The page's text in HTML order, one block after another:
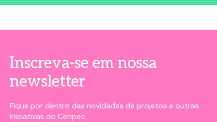
Inscreva-se em nossa
newsletter
Fique por dentro das novidades de projetos e outras
iniciativas do Cenpec